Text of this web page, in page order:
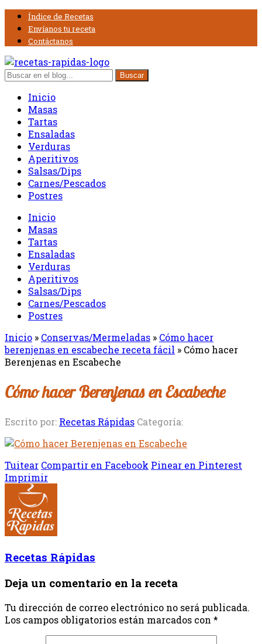
Índice de Recetas
Envíanos tu receta
Contáctanos
Inicio
Masas
Tartas
Ensaladas
Verduras
Aperitivos
Salsas/Dips
Carnes/Pescados
Postres
Inicio
Masas
Tartas
Ensaladas
Verduras
Aperitivos
Salsas/Dips
Carnes/Pescados
Postres
Inicio » Conservas/Mermeladas » Cómo hacer
berenjenas en escabeche receta fácil » Cómo hacer
Berenjenas en Escabeche
Cómo hacer Berenjenas en Escabeche
Escrito por: Recetas Rápidas Categoría:
Tuitear Compartir en Facebook Pinear en Pinterest
Imprimir
Recetas Rápidas
Deja un comentario en la receta
Tu dirección de correo electrónico no será publicada.
Los campos obligatorios están marcados con *